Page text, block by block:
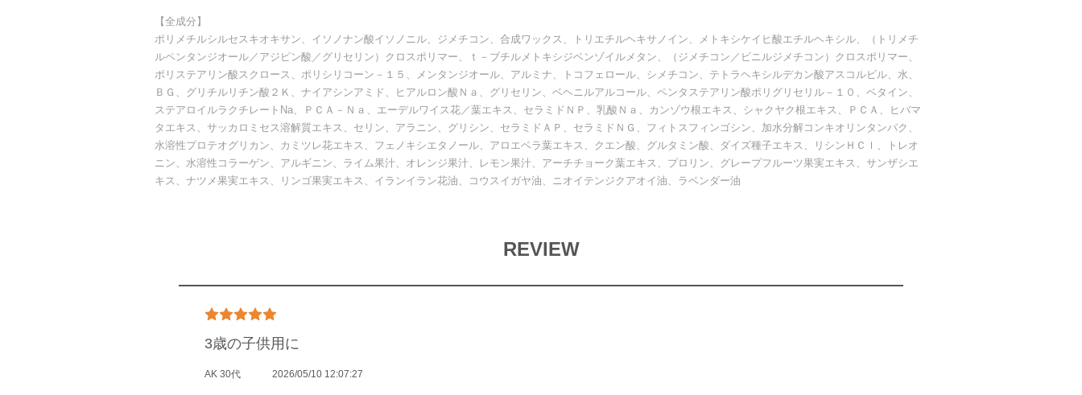
【全成分】
ポリメチルシルセスキオキサン、イソノナン酸イソノニル、ジメチコン、合成ワックス、トリエチルヘキサノイン、メトキシケイヒ酸エチルヘキシル、（トリメチ
ルペンタンジオール／アジピン酸／グリセリン）クロスポリマー、ｔ－ブチルメトキシジベンゾイルメタン、（ジメチコン／ビニルジメチコン）クロスポリマー、
ポリステアリン酸スクロース、ポリシリコーン－１５、メンタンジオール、アルミナ、トコフェロール、シメチコン、テトラヘキシルデカン酸アスコルビル、水、
ＢＧ、グリチルリチン酸２Ｋ、ナイアシンアミド、ヒアルロン酸Ｎａ、グリセリン、ベヘニルアルコール、ペンタステアリン酸ポリグリセリル－１０、ベタイン、
ステアロイルラクチレートNa、ＰＣＡ－Ｎａ、エーデルワイス花／葉エキス、セラミドＮＰ、乳酸Ｎａ、カンゾウ根エキス、シャクヤク根エキス、ＰＣＡ、ヒバマ
タエキス、サッカロミセス溶解質エキス、セリン、アラニン、グリシン、セラミドＡＰ、セラミドＮＧ、フィトスフィンゴシン、加水分解コンキオリンタンパク、
水溶性プロテオグリカン、カミツレ花エキス、フェノキシエタノール、アロエベラ葉エキス、クエン酸、グルタミン酸、ダイズ種子エキス、リシンＨＣｌ、トレオ
ニン、水溶性コラーゲン、アルギニン、ライム果汁、オレンジ果汁、レモン果汁、アーチチョーク葉エキス、プロリン、グレープフルーツ果実エキス、サンザシエ
キス、ナツメ果実エキス、リンゴ果実エキス、イランイラン花油、コウスイガヤ油、ニオイテンジクアオイ油、ラベンダー油
REVIEW
3歳の子供用に
AK 30代 2026/05/10 12:07:27